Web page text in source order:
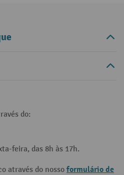
do:
feira, das 8h às 17h.
através do nosso formulário de